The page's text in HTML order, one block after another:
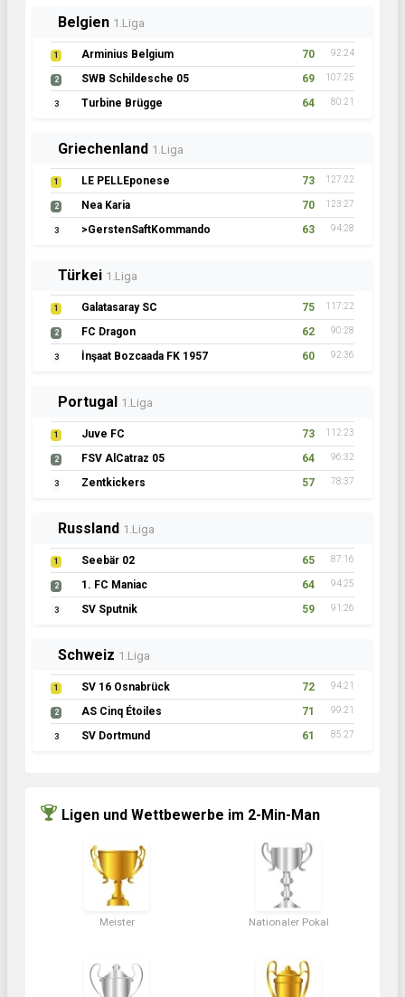
Belgien 1.Liga
1 Arminius Belgium 70 92:24
2 SWB Schildesche 05 69 107:25
3 Turbine Brügge 64 80:21
Griechenland 1.Liga
1 LE PELLEponese 73 127:22
2 Nea Karia 70 123:27
3 >GerstenSaftKommando 63 94:28
Türkei 1.Liga
1 Galatasaray SC 75 117:22
2 FC Dragon 62 90:28
3 İnşaat Bozcaada FK 1957 60 92:36
Portugal 1.Liga
1 Juve FC 73 112:23
2 FSV AlCatraz 05 64 96:32
3 Zentkickers 57 78:37
Russland 1.Liga
1 Seebär 02 65 87:16
2 1. FC Maniac 64 94:25
3 SV Sputnik 59 91:26
Schweiz 1.Liga
1 SV 16 Osnabrück 72 94:21
2 AS Cinq Étoiles 71 99:21
3 SV Dortmund 61 85:27
Ligen und Wettbewerbe im 2-Min-Man
Meister Nationaler Pokal